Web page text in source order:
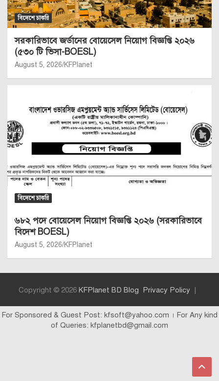
বিদেশে চাকরি
সরকারিভাবে জর্ডানের বোয়েসেল নিয়োগ বিজ্ঞপ্তি ২০২৬
(৫৩০ টি ভিসা-BOESL)
August 5, 2026 KFPlanet
বিদেশে চাকরি
৬৮২ পদে বোয়েসেল নিয়োগ বিজ্ঞপ্তি ২০২৬ (সরকারিভাবে
বিদেশ BOESL)
August 5, 2026 KFPlanet
Copyright © 2026 KFPlanet BD Blog Privacy Policy
For Sponsored & Guest Post: kfsoft@yahoo.com । For Any kind
of Queries: kfplanetbd@gmail.com